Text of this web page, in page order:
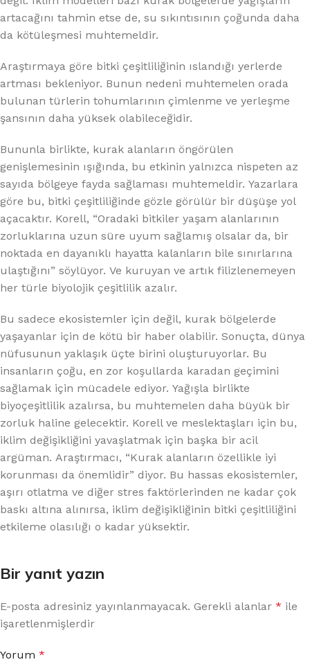
artacağını tahmin etse de, su sıkıntısının çoğunda daha
da kötüleşmesi muhtemeldir.
Araştırmaya göre bitki çeşitliliğinin ıslandığı yerlerde
artması bekleniyor. Bunun nedeni muhtemelen orada
bulunan türlerin tohumlarının çimlenme ve yerleşme
şansının daha yüksek olabileceğidir.
Bununla birlikte, kurak alanların öngörülen
genişlemesinin ışığında, bu etkinin yalnızca nispeten az
sayıda bölgeye fayda sağlaması muhtemeldir. Yazarlara
göre bu, bitki çeşitliliğinde gözle görülür bir düşüşe yol
açacaktır. Korell, “Oradaki bitkiler yaşam alanlarının
zorluklarına uzun süre uyum sağlamış olsalar da, bir
noktada en dayanıklı hayatta kalanların bile sınırlarına
ulaştığını” söylüyor. Ve kuruyan ve artık filizlenemeyen
her türle biyolojik çeşitlilik azalır.
Bu sadece ekosistemler için değil, kurak bölgelerde
yaşayanlar için de kötü bir haber olabilir. Sonuçta, dünya
nüfusunun yaklaşık üçte birini oluşturuyorlar. Bu
insanların çoğu, en zor koşullarda karadan geçimini
sağlamak için mücadele ediyor. Yağışla birlikte
biyoçeşitlilik azalırsa, bu muhtemelen daha büyük bir
zorluk haline gelecektir. Korell ve meslektaşları için bu,
iklim değişikliğini yavaşlatmak için başka bir acil
argüman. Araştırmacı, “Kurak alanların özellikle iyi
korunması da önemlidir” diyor. Bu hassas ekosistemler,
aşırı otlatma ve diğer stres faktörlerinden ne kadar çok
baskı altına alınırsa, iklim değişikliğinin bitki çeşitliliğini
etkileme olasılığı o kadar yüksektir.
Bir yanıt yazın
E-posta adresiniz yayınlanmayacak. Gerekli alanlar * ile
işaretlenmişlerdir
Yorum *